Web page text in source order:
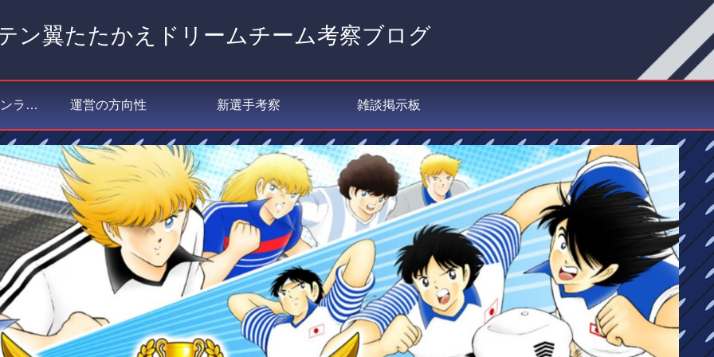
ン翼たたかえドリームチーム考察ブログ
私が選ぶポジションランキング 運営の方向性 新選手考察 雑談掲示板